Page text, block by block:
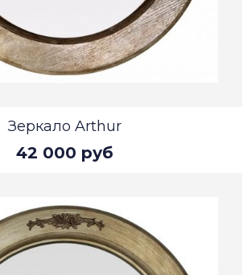
Зеркало Arthur
42 000 руб